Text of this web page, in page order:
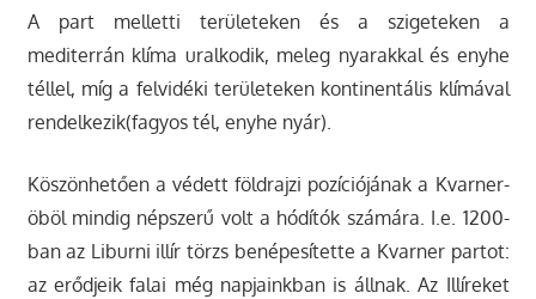
A part melletti területeken és a szigeteken a
mediterrán klíma uralkodik, meleg nyarakkal és enyhe
téllel, míg a felvidéki területeken kontinentális klímával
rendelkezik(fagyos tél, enyhe nyár).
Köszönhetően a védett földrajzi pozíciójának a Kvarner-
öböl mindig népszerű volt a hódítók számára. I.e. 1200-
ban az Liburni illír törzs benépesítette a Kvarner partot:
az erődjeik falai még napjainkban is állnak. Az Illíreket